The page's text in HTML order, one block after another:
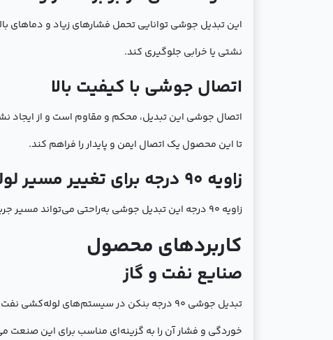
این تبدیل جوشی توانایی تحمل فشارهای زیاد و دماهای
نشتی یا خرابی جلوگیری کند.
اتصال جوشی با کیفیت بالا
اتصال جوشی این تبدیل، محکم و مقاوم است و از ایجاد
تا این محصول یک اتصال ایمن و پایدار را فراهم کند.
زاویه 90 درجه برای تغییر مسیر لوله‌ها
زاویه 90 درجه این تبدیل جوشی به‌راحتی می‌تواند مسیر جریان مواد در لوله‌ها را تغییر دهد، که برای پروژه‌های پیچیده لوله‌کشی و صنایع مختلف ضروری است.
کاربردهای محصول
صنایع نفت و گاز
تبدیل جوشی 90 درجه بنکن در سیستم‌های
خوردگی و فشار آن را به گزینه‌ای مناسب برای این صنعت